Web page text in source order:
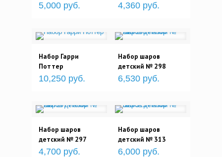
5,000 руб. 4,360 руб.
Набор Гарри
Поттер
10,250 руб.
Набор шаров
детский № 298
6,530 руб.
Набор шаров
детский № 297
4,700 руб.
Набор шаров
детский № 313
6,000 руб.